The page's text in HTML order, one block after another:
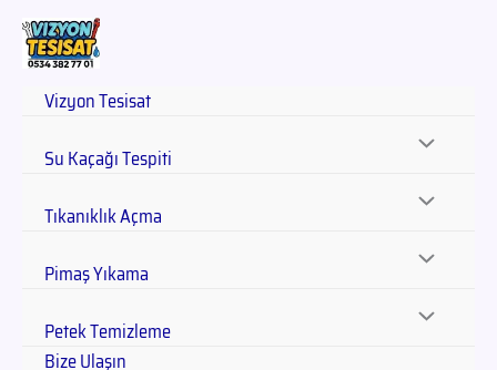
Vizyon Tesisat
Su Kaçağı Tespiti
Tıkanıklık Açma
Pimaş Yıkama
Petek Temizleme
Bize Ulaşın